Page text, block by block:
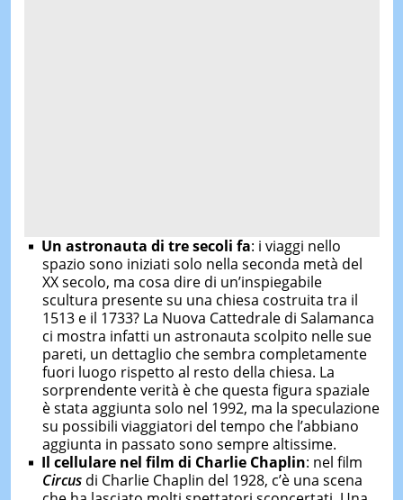
Un astronauta di tre secoli fa: i viaggi nello
spazio sono iniziati solo nella seconda metà del
XX secolo, ma cosa dire di un’inspiegabile
scultura presente su una chiesa costruita tra il
1513 e il 1733? La Nuova Cattedrale di Salamanca
ci mostra infatti un astronauta scolpito nelle sue
pareti, un dettaglio che sembra completamente
fuori luogo rispetto al resto della chiesa. La
sorprendente verità è che questa figura spaziale
è stata aggiunta solo nel 1992, ma la speculazione
su possibili viaggiatori del tempo che l’abbiano
aggiunta in passato sono sempre altissime.
Il cellulare nel film di Charlie Chaplin: nel film
Circusdi Charlie Chaplin del 1928, c’è una scena